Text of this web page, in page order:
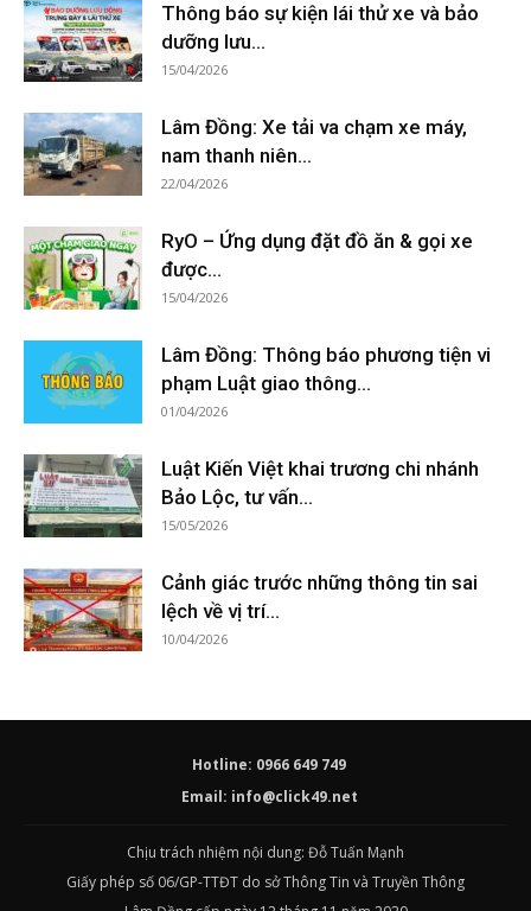
Thông báo sự kiện lái thử xe và bảo
dưỡng lưu...
15/04/2026
Lâm Đồng: Xe tải va chạm xe máy,
nam thanh niên...
22/04/2026
RyO – Ứng dụng đặt đồ ăn & gọi xe
được...
15/04/2026
Lâm Đồng: Thông báo phương tiện vi
phạm Luật giao thông...
01/04/2026
Luật Kiến Việt khai trương chi nhánh
Bảo Lộc, tư vấn...
15/05/2026
Cảnh giác trước những thông tin sai
lệch về vị trí...
10/04/2026
Hotline: 0966 649 749
Email: info@click49.net
Chịu trách nhiệm nội dung: Đỗ Tuấn Mạnh
Giấy phép số 06/GP-TTĐT do sở Thông Tin và Truyền Thông